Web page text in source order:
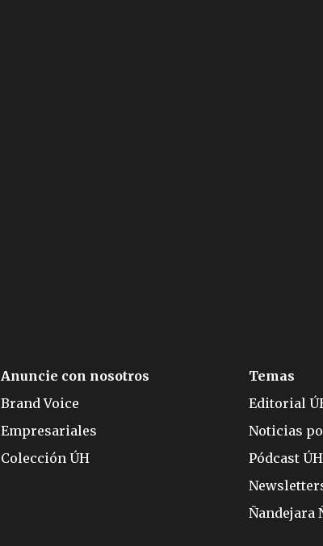
Anuncie con nosotros
Brand Voice
Empresariales
Colección ÚH
Temas
Editorial
Noticias
Pódcast ÚH
Ñandejara